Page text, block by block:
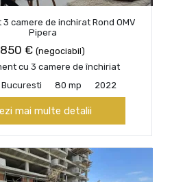
camere de inchirat Rond OMV
Pipera
850 € (negociabil)
cu 3 camere de închiriat
80 mp 2022
mai multe detalii